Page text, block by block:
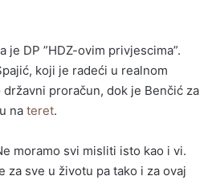
je DP ”HDZ-ovim privjescima”.
koji je radeći u realnom
proračun, dok je Benčić za
na teret.
moramo svi misliti isto kao i vi.
za sve u životu pa tako i za ovaj